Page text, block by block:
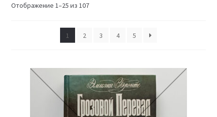
Отображение 1–25 из 107Сортировка:
1
2 3 4 5